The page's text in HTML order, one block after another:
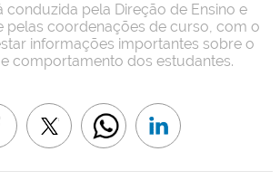
conduzida pela Direção de Ensino e
pelas coordenações de curso, com o
informações importantes sobre o
comportamento dos estudantes.